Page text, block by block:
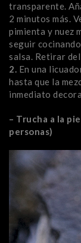
transparente.
2 minutos más.
pimienta y nuez
seguir
salsa. Retirar
2. En una
hasta que la
inmediato
– Trucha a la
personas)